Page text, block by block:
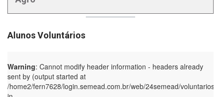
Alunos Voluntários